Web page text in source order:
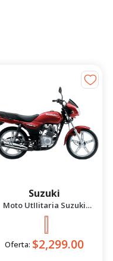
Suzuki
Moto UtIIitaria Suzuki
Gd115 Evolution Rojo 2026
Oferta: $2,299.00